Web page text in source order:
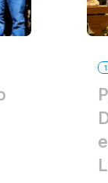
do CBH
dos
solene